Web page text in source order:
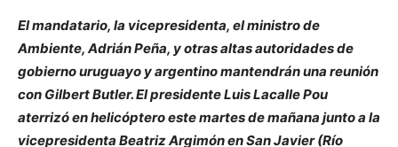
El mandatario, la vicepresidenta, el ministro de
Ambiente, Adrián Peña, y otras altas autoridades de
gobierno uruguayo y argentino mantendrán una reunión
con Gilbert Butler. El presidente Luis Lacalle Pou
aterrizó en helicóptero este martes de mañana junto a la
vicepresidenta Beatriz Argimón en San Javier (Río